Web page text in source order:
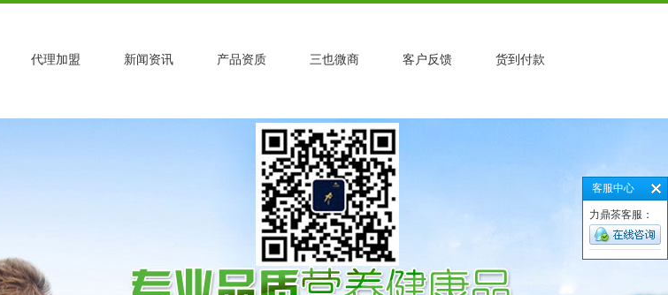
代理加盟 新闻资讯 产品资质 三也微商 客户反馈 货到付款
客服中心
力鼎茶客服：